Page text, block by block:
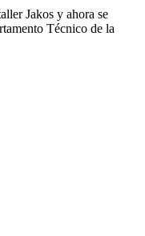
Jakos y ahora se
Técnico de la